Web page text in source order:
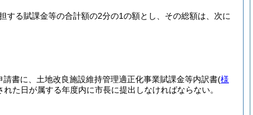
る賦課金等の合計額の2分の1の額とし、その総額は、次に
請書に、土地改良施設維持管理適正化事業賦課金等内訳書(様
た日が属する年度内に市長に提出しなければならない。